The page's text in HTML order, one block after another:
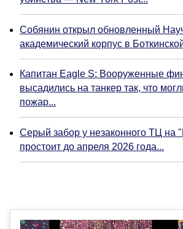
Собянин открыл обновленный
академический корпус в
Капитан Eagle S: Вооруженные
высадились на танкер так, что
пожар...
Серый забор у незаконного ТЦ на
простоит до апреля 2026 года...